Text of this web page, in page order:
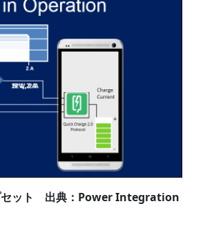
セット 出典：Power Integration